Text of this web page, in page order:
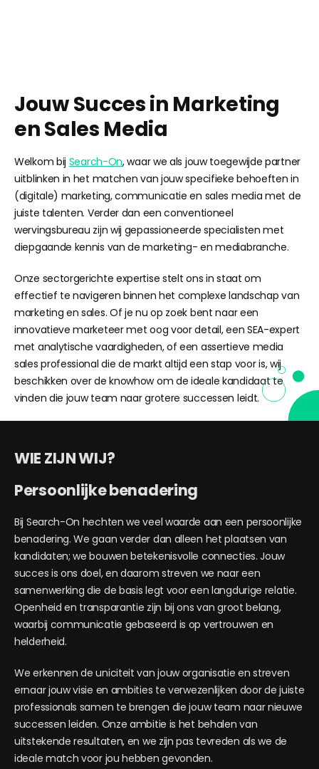
Jouw Succes in Marketing
en Sales Media
Welkom bij Search-On, waar we als jouw toegewijde partner
uitblinken in het matchen van jouw specifieke behoeften in
(digitale) marketing, communicatie en sales media met de
juiste talenten. Verder dan een conventioneel
wervingsbureau zijn wij gepassioneerde specialisten met
diepgaande kennis van de marketing- en mediabranche.
Onze sectorgerichte expertise stelt ons in staat om
effectief te navigeren binnen het complexe landschap van
marketing en sales. Of je nu op zoek bent naar een
innovatieve marketeer met oog voor detail, een SEA-expert
met analytische vaardigheden, of een assertieve media
sales professional die de markt altijd een stap voor is, wij
beschikken over de knowhow om de ideale kandidaat te
vinden die jouw team naar grotere successen leidt.
WIE ZIJN WIJ?
Persoonlijke benadering
Bij Search-On hechten we veel waarde aan een persoonlijke
benadering. We gaan verder dan alleen het plaatsen van
kandidaten; we bouwen betekenisvolle connecties. Jouw
succes is ons doel, en daarom streven we naar een
samenwerking die de basis legt voor een langdurige relatie.
Openheid en transparantie zijn bij ons van groot belang,
waarbij communicatie gebaseerd is op vertrouwen en
helderheid.
We erkennen de uniciteit van jouw organisatie en streven
ernaar jouw visie en ambities te verwezenlijken door de juiste
professionals samen te brengen die jouw team naar nieuwe
successen leiden. Onze ambitie is het behalen van
uitstekende resultaten, en we zijn pas tevreden als we de
ideale match voor jou hebben gevonden.